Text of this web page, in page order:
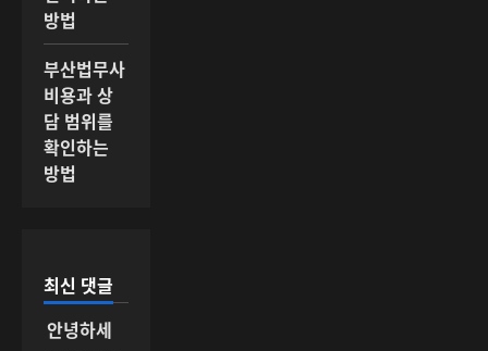
방법
부산법무사
비용과 상
담 범위를
확인하는
방법
최신 댓글
안녕하세